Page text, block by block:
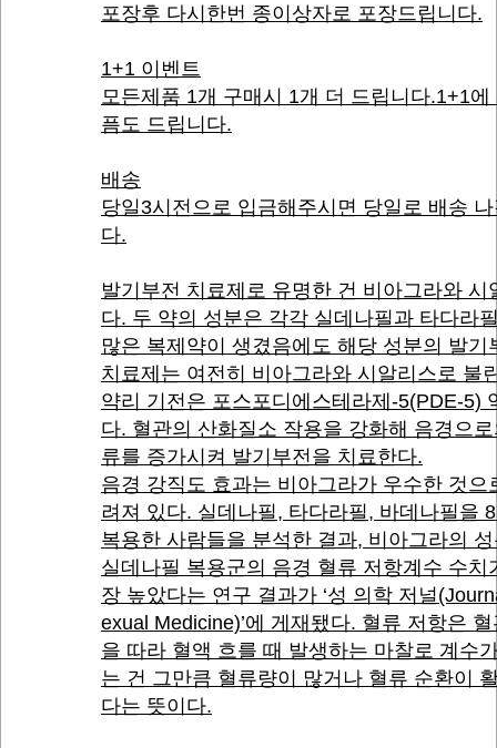
포장후 다시한번 종이상자로 포장드립니다.
1+1 이벤트
모든제품 1개 구매시 1개 더 드립니다.1+1에
픔도 드립니다.
배송
당일3시전으로 입금해주시면 당일로 배송
다.
발기부전 치료제로 유명한 건 비아그라와 시
다. 두 약의 성분은 각각 실데나필과 타다라
많은 복제약이 생겼음에도 해당 성분의 발기
치료제는 여전히 비아그라와 시알리스로 불
약리 기전은 포스포디에스테라제-5(PDE-5)
다. 혈관의 산화질소 작용을 강화해 음경으
류를 증가시켜 발기부전을 치료한다.
음경 강직도 효과는 비아그라가 우수한 것으
려져 있다. 실데나필, 타다라필, 바데나필을
복용한 사람들을 분석한 결과, 비아그라의
실데나필 복용군의 음경 혈류 저항계수 수치
장 높았다는 연구 결과가 ‘성 의학 저널
exual Medicine)’에 게재됐다. 혈류 저항은
을 따라 혈액 흐를 때 발생하는 마찰로 계수
는 건 그만큼 혈류량이 많거나 혈류 순환이
다는 뜻이다.